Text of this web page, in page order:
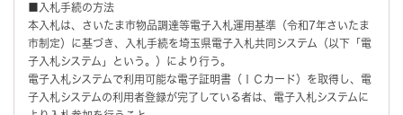
■入札手続の方法
本入札は、さいたま市物品調達等電子入札運用基準（令和7年さいたま
市制定）に基づき、入札手続を埼玉県電子入札共同システム（以下「電
子入札システム」という。）により行う。
電子入札システムで利用可能な電子証明書（ＩＣカード）を取得し、電
子入札システムの利用者登録が完了している者は、電子入札システムに